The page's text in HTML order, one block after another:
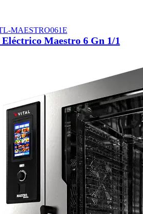
MAESTRO061E
Maestro 6 Gn 1/1